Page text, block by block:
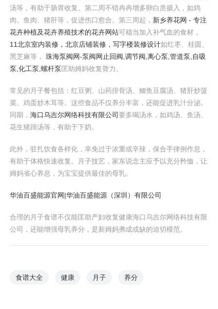
汤等，有助于肠胃收复。第二周不错冉冉增多卵白质摄入，如鸡
肉、鱼肉、猪肝等，促进伤口愈合。第三周起， 新乡养花网 - 专注
花卉种植及花卉养殖技术的花卉网站可稳当加入补气血的食材，
11北京室内装修，北京店铺装修，写字楼装修设计如红枣、桂圆、
黑芝麻等， 珠海泵阀网-泵阀网止回阀,调节阀,离心泵,管道泵,自吸
泵,化工泵,螺杆泵匡助姆妈收复膂力。
常见的月子餐包括：红豆粥、山药排骨汤、鲫鱼豆腐汤、猪肝炒菠
菜、鸡蛋炒木耳等。这些食品不仅养分丰富，还能促进乳汁分泌。
同期， 海口乌吉尔网络科技有限公司要多喝汤水，如鸡汤、鱼汤、
花生猪蹄汤等，有助于下奶。
此外，驻扎饮食各样化，幸免过于浓重或辛辣，保合手律例作息，
有助于体格快速收复。月子技艺，家东说念主应予以充分矜恤，让
姆妈省心养息，为宝宝提供最佳的母乳。
华油百盛能源官网|华油百盛能源（深圳）有限公司
合理的月子食谱不仅能匡助产妇收复健康海口乌吉尔网络科技有限
公司，还能增强母乳养分，是新姆妈弗成或缺的迫切模范。
食谱大全 健康 月子 养分